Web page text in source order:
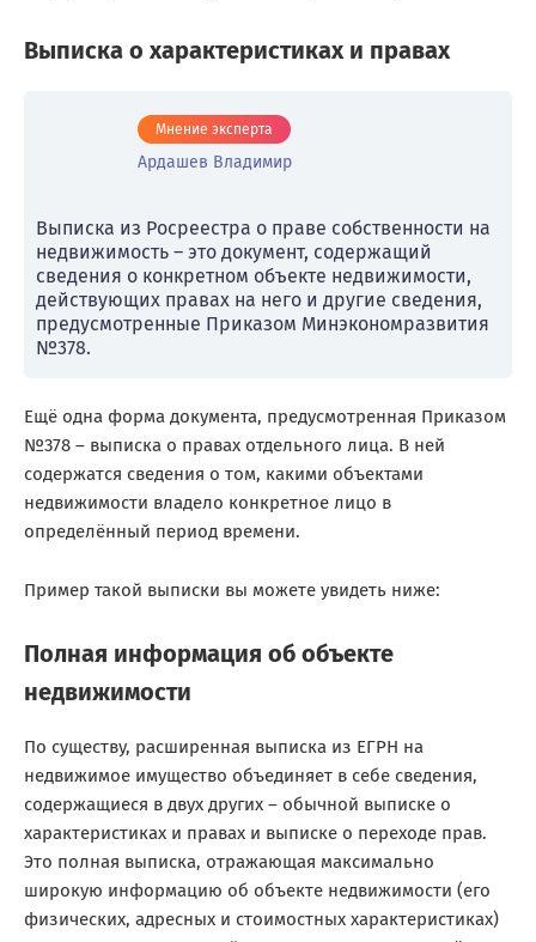
Выписка о характеристиках и правах
Мнение эксперта
Ардашев Владимир
Выписка из Росреестра о праве собственности на
недвижимость – это документ, содержащий
сведения о конкретном объекте недвижимости,
действующих правах на него и другие сведения,
предусмотренные Приказом Минэкономразвития
№378.
Ещё одна форма документа, предусмотренная Приказом
№378 – выписка о правах отдельного лица. В ней
содержатся сведения о том, какими объектами
недвижимости владело конкретное лицо в
определённый период времени.
Пример такой выписки вы можете увидеть ниже:
Полная информация об объекте
недвижимости
По существу, расширенная выписка из ЕГРН на
недвижимое имущество объединяет в себе сведения,
содержащиеся в двух других – обычной выписке о
характеристиках и правах и выписке о переходе прав.
Это полная выписка, отражающая максимально
широкую информацию об объекте недвижимости (его
физических, адресных и стоимостных характеристиках)